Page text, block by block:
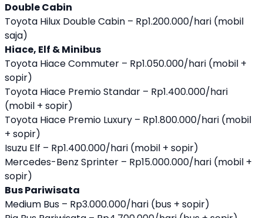
Double Cabin
Toyota Hilux Double Cabin – Rp1.200.000/hari (mobil
saja)
Hiace, Elf & Minibus
Toyota Hiace Commuter – Rp1.050.000/hari (mobil +
sopir)
Toyota Hiace Premio Standar – Rp1.400.000/hari
(mobil + sopir)
Toyota Hiace Premio Luxury – Rp1.800.000/hari (mobil
+ sopir)
Isuzu Elf – Rp1.400.000/hari (mobil + sopir)
Mercedes-Benz Sprinter – Rp15.000.000/hari (mobil +
sopir)
Bus Pariwisata
Medium Bus – Rp3.000.000/hari (bus + sopir)